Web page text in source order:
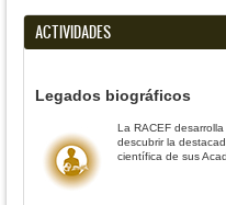
ACTIVIDADES
Legados biográficos
La RACEF
descubrir la
científica de sus